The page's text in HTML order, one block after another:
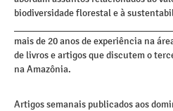
galeria
contato
biodiversidade florestal e à
mais de 20 anos de experiência na
de livros e artigos que discutem o
na Amazônia.
Artigos semanais publicados aos